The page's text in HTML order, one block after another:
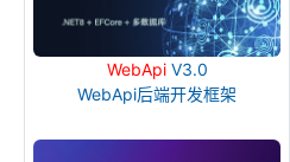
WebApiV3.0
WebApi后端开发框架